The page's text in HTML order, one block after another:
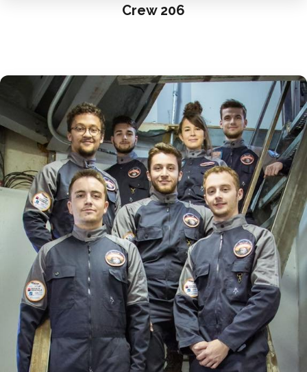
Crew 206